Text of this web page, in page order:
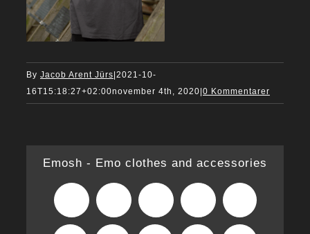
By Jacob Arent Jürs 2021-10-
16T15:18:27+02:00november 4th, 2020 0 Kommentarer
Emosh - Emo clothes and accessories
Facebook Reddit LinkedIn WhatsApp